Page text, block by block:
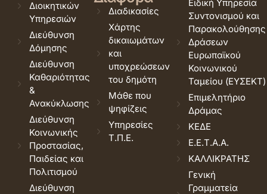
Διοικητικών
Υπηρεσιών
Διεύθυνση
Δόμησης
Διεύθυνση
Καθαριότητας
&
Ανακύκλωσης
Διεύθυνση
Κοινωνικής
Προστασίας,
Παιδείας και
Πολιτισμού
Διεύθυνση
Διαδικασίες
Χάρτης
δικαιωμάτων
και
υποχρεώσεων
του δημότη
Μάθε που
ψηφίζεις
Υπηρεσίες
Τ.Π.Ε.
Ειδική Υπηρεσία
Συντονισμού και
Παρακολούθησης
Δράσεων
Ευρωπαϊκού
Κοινωνικού
Ταμείου (ΕΥΣΕΚΤ)
Επιμελητήριο
Δράμας
ΚΕΔΕ
Ε.Ε.Τ.Α.Α.
ΚΑΛΛΙΚΡΑΤΗΣ
Γενική
Γραμματεία